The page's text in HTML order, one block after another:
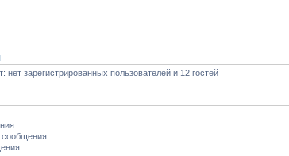
зарегистрированных пользователей и 12 гостей
сообщения